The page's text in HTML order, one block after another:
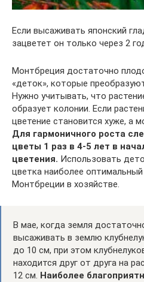
Если высаживать японский
зацветет он только через 2
Монтбреция достаточно
«деток», которые
Нужно учитывать, что
образует колонии. Если
цветение становится хуже, а
Для гармоничного роста
цветы 1 раз в 4-5 лет в
цветения. Использовать
цветка наиболее
Монтбреции в хозяйстве.
В мае, когда земля
высаживать в землю
до 10 см, при этом
находится друг от друга на
12 см. Наиболее